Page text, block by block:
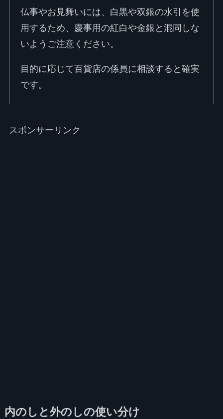
仏事やお見舞いには、白黒や双銀の水引を使
用するため、慶事用の紅白や金銀と混同しな
いようご注意ください。
目的に応じて百貨店の係員に相談すると確実
です。
スポンサーリンク
内のしと外のしの使い分け